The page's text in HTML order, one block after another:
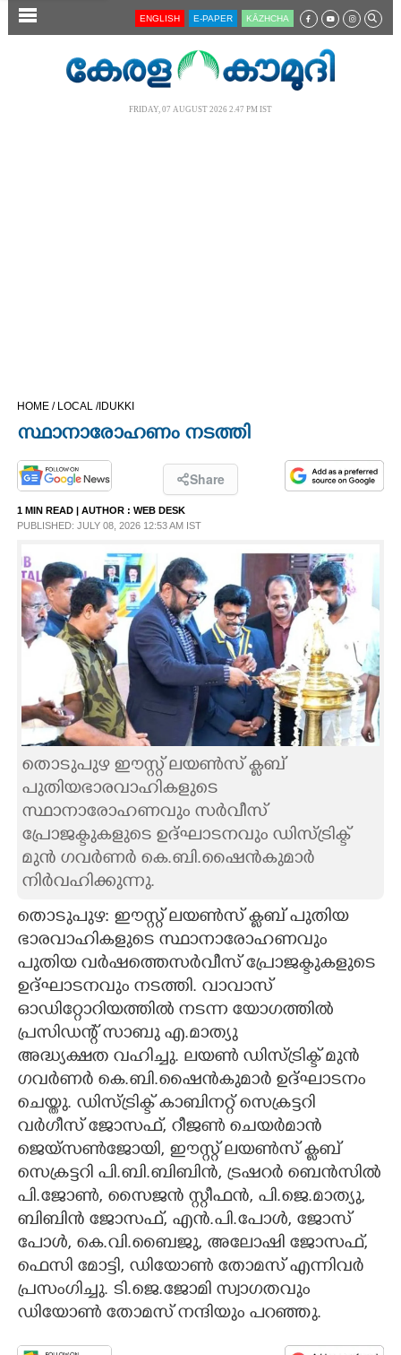
SECTIONS
OPINION
PHOTOS
LIFESTYLE
SPIRITUAL
ART
ASTRO
CARTOONS
LITERATURE
ZOOM
CONTACT US
ENGLISH E-PAPER KĀZHCHA
FRIDAY, 07 AUGUST 2026 2.47 PM IST
HOME / LOCAL /IDUKKI
സ്ഥാനാരോഹണം നടത്തി
Share
1 MIN READ | AUTHOR : WEB DESK
PUBLISHED: JULY 08, 2026 12:53 AM IST
തൊടുപുഴ ഈസ്റ്റ് ലയൺസ് ക്ലബ്
പുതിയഭാരവാഹികളുടെ
സ്ഥാനാരോഹണവും സർവീസ്
പ്രോജക്ടുകളുടെ ഉദ്ഘാടനവും ഡിസ്ട്രിക്ട്
മുൻ ഗവർണർ കെ.ബി.ഷൈൻകുമാർ
നിർവഹിക്കുന്നു.
തൊടുപുഴ: ഈസ്റ്റ് ലയൺസ് ക്ലബ് പുതിയ
ഭാരവാഹികളുടെ സ്ഥാനാരോഹണവും
പുതിയ വർഷത്തെസർവീസ് പ്രോജക്ടുകളുടെ
ഉദ്ഘാടനവും നടത്തി. വാവാസ്
ഓഡിറ്റോറിയത്തിൽ നടന്ന യോഗത്തിൽ
പ്രസിഡന്റ് സാബു എ.മാത്യു
അദ്ധ്യക്ഷത വഹിച്ചു. ലയൺ ഡിസ്ട്രിക്ട് മുൻ
ഗവർണർ കെ.ബി.ഷൈൻകുമാർ ഉദ്ഘാടനം
ചെയ്തു. ഡിസ്ട്രിക്ട് കാബിനറ്റ് സെക്രട്ടറി
വർഗീസ് ജോസഫ്, റീജൺ ചെയർമാൻ
ജെയ്സൺജോയി, ഈസ്റ്റ് ലയൺസ് ക്ലബ്
സെക്രട്ടറി പി.ബി.ബിബിൻ, ട്രഷറർ ബെൻസിൽ
പി.ജോൺ, സൈജൻ സ്റ്റീഫൻ, പി.ജെ.മാത്യു,
ബിബിൻ ജോസഫ്, എൻ.പി.പോൾ, ജോസ്
പോൾ, കെ.വി.ബൈജു, അലോഷി ജോസഫ്,
ഫെസി മോട്ടി, ഡിയോൺ തോമസ് എന്നിവർ
പ്രസംഗിച്ചു. ടി.ജെ.ജോമി സ്വാഗതവും
ഡിയോൺ തോമസ് നന്ദിയും പറഞ്ഞു.